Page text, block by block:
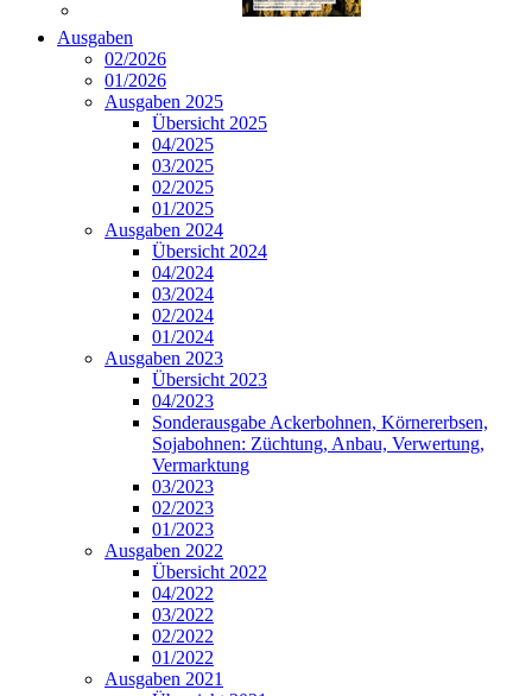
Ausgaben
02/2026
01/2026
Ausgaben 2025
Übersicht 2025
04/2025
03/2025
02/2025
01/2025
Ausgaben 2024
Übersicht 2024
04/2024
03/2024
02/2024
01/2024
Ausgaben 2023
Übersicht 2023
04/2023
Sonderausgabe Ackerbohnen, Körnererbsen,
Sojabohnen: Züchtung, Anbau, Verwertung,
Vermarktung
03/2023
02/2023
01/2023
Ausgaben 2022
Übersicht 2022
04/2022
03/2022
02/2022
01/2022
Ausgaben 2021